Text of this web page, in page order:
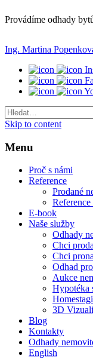
Provádíme odhady
Ing. Martina
Hledaný
výraz
Skip to content
Menu
Proč s námi
Reference
Prodané
E-book
Naše služby
Odhady
Chci
Chci
Odhad
Aukce
Hypotéka
3D
Blog
Kontakty
Odhady
English